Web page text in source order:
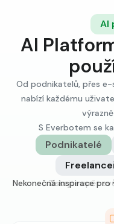
AI
AI
Od podnikatelů, přes
nabízí každému
S Everbotem se
Podnikatelé
Získejte zpět